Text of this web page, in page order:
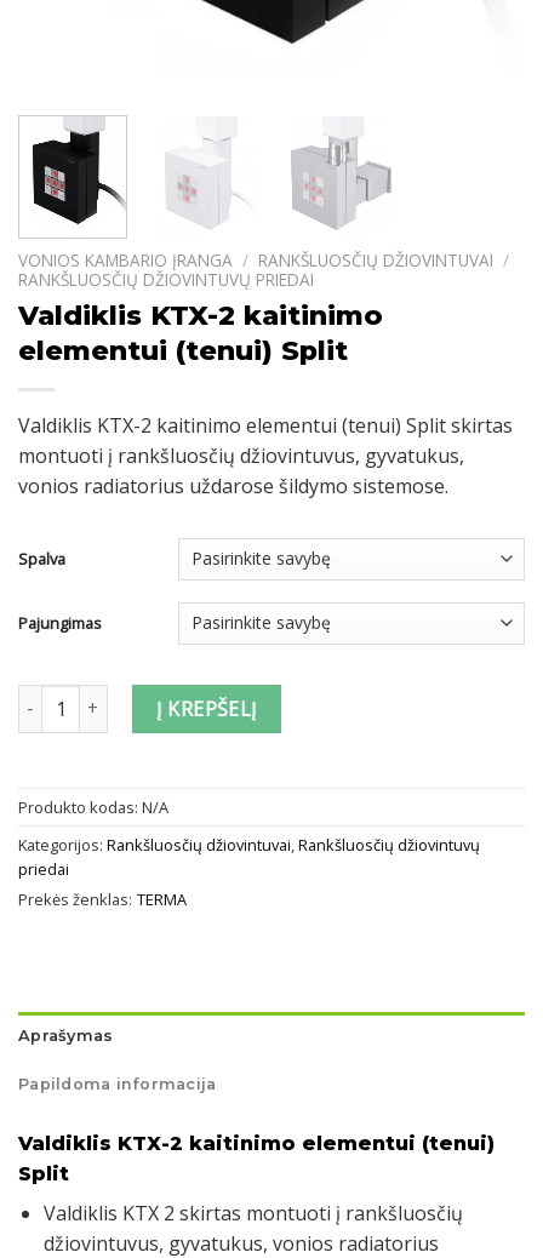
VONIOS KAMBARIO ĮRANGA / RANKŠLUOSČIŲ DŽIOVINTUVAI /
RANKŠLUOSČIŲ DŽIOVINTUVŲ PRIEDAI
Valdiklis KTX-2 kaitinimo
elementui (tenui) Split
Valdiklis KTX-2 kaitinimo elementui (tenui) Split skirtas
montuoti į rankšluosčių džiovintuvus, gyvatukus,
vonios radiatorius uždarose šildymo sistemose.
Spalva
Pajungimas
produkto kiekis: Valdiklis KTX-2 kaitinimo elementui (tenui) Split
Į KREPŠELĮ
Produkto kodas: N/A
Kategorijos: Rankšluosčių džiovintuvai,Rankšluosčių džiovintuvų
priedai
Prekės ženklas: TERMA
Aprašymas
Papildoma informacija
Valdiklis KTX-2 kaitinimo elementui (tenui)
Split
Valdiklis KTX 2 skirtas montuoti į rankšluosčių
džiovintuvus, gyvatukus, vonios radiatorius